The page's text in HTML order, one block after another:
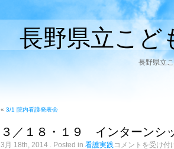
長野県立こど
長野県立
« 3/1 院内看護発表会
３／１８・１９ インターンシ
3月 18th, 2014 . Posted in 看護実践 ３
コメントを受け付